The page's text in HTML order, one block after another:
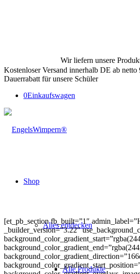
Wir liefern unsere
Kostenloser Versand innerhalb DE ab netto
Dauerrabatt für unsere Schüler
0Einkaufswagen
Shop
Alles entdecken
Alle Produkte
[et_pb_section fb_built=”1″
_builder_version=”3.22″